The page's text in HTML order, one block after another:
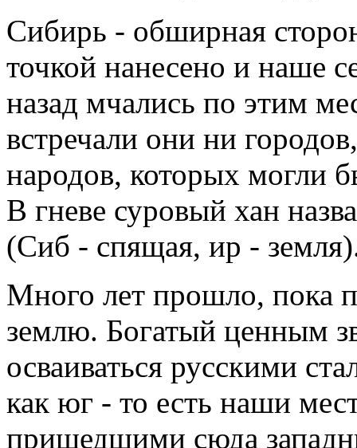
Сибирь - обширная
точкой нанесено и наше
назад мчались по этим
встречали они ни
народов, которых могли
В гневе суровый хан
(Сиб - спящая, ир -
Много лет прошло, пока
землю. Бо­гатый ценным
осваиваться русскими
как юг - то есть наши
пришедшими сюда